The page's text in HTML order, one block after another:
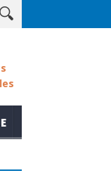
pour le rendez-